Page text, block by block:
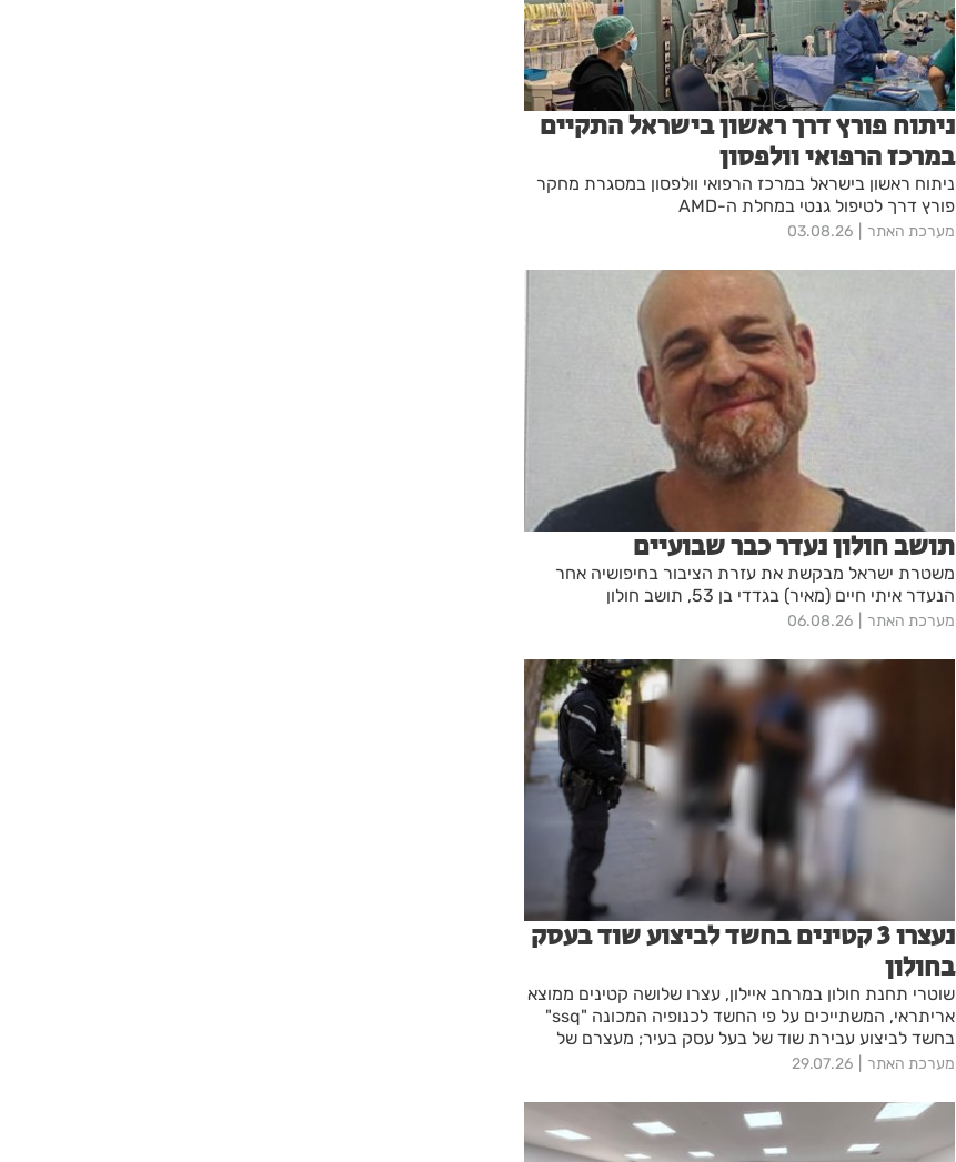
ניתוח פורץ דרך ראשון בישראל התקיים
במרכז הרפואי וולפסון
ניתוח ראשון בישראל במרכז הרפואי וולפסון במסגרת מחקר
פורץ דרך לטיפול גנטי במחלת ה-AMD
מערכת האתר 03.08.26
תושב חולון נעדר כבר שבועיים
משטרת ישראל מבקשת את עזרת הציבור בחיפושיה אחר
הנעדר איתי חיים (מאיר) בגדדי בן 53, תושב חולון
מערכת האתר 06.08.26
נעצרו 3 קטינים בחשד לביצוע שוד בעסק
בחולון
שוטרי תחנת חולון במרחב איילון, עצרו שלושה קטינים ממוצא
אריתראי, המשתייכים על פי החשד לכנופיה המכונה "ssq"
בחשד לביצוע עבירת שוד של בעל עסק בעיר; מעצרם של
החשודים הוארך בבית המשפט עד מחר
מערכת האתר 29.07.26